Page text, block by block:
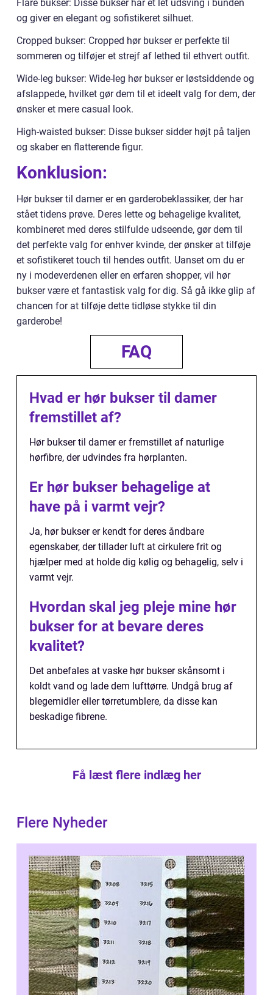
Flare bukser: Disse bukser har et let udsving i bunden
og giver en elegant og sofistikeret silhuet.
Cropped bukser: Cropped hør bukser er perfekte til
sommeren og tilføjer et strejf af lethed til ethvert outfit.
Wide-leg bukser: Wide-leg hør bukser er løstsiddende og
afslappede, hvilket gør dem til et ideelt valg for dem, der
ønsker et mere casual look.
High-waisted bukser: Disse bukser sidder højt på taljen
og skaber en flatterende figur.
Konklusion:
Hør bukser til damer er en garderobeklassiker, der har
stået tidens prøve. Deres lette og behagelige kvalitet,
kombineret med deres stilfulde udseende, gør dem til
det perfekte valg for enhver kvinde, der ønsker at tilføje
et sofistikeret touch til hendes outfit. Uanset om du er
ny i modeverdenen eller en erfaren shopper, vil hør
bukser være et fantastisk valg for dig. Så gå ikke glip af
chancen for at tilføje dette tidløse stykke til din
garderobe!
FAQ
Hvad er hør bukser til damer
fremstillet af?
Hør bukser til damer er fremstillet af naturlige
hørfibre, der udvindes fra hørplanten.
Er hør bukser behagelige at
have på i varmt vejr?
Ja, hør bukser er kendt for deres åndbare
egenskaber, der tillader luft at cirkulere frit og
hjælper med at holde dig kølig og behagelig, selv i
varmt vejr.
Hvordan skal jeg pleje mine hør
bukser for at bevare deres
kvalitet?
Det anbefales at vaske hør bukser skånsomt i
koldt vand og lade dem lufttørre. Undgå brug af
blegemidler eller tørretumblere, da disse kan
beskadige fibrene.
Få læst flere indlæg her
Flere Nyheder